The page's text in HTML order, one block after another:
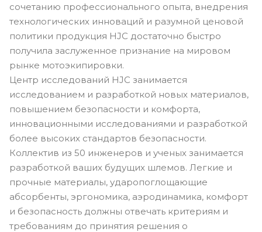
сочетанию профессионального опыта, внедрения
технологических инноваций и разумной ценовой
политики продукция HJC достаточно быстро
получила заслуженное признание на мировом
рынке мотоэкипировки.
Центр исследований HJC занимается
исследованием и разработкой новых материалов,
повышением безопасности и комфорта,
инновационными исследованиями и разработкой
более высоких стандартов безопасности.
Коллектив из 50 инженеров и ученых занимается
разработкой ваших будущих шлемов. Легкие и
прочные материалы, ударопоглощающие
абсорбенты, эргономика, аэродинамика, комфорт
и безопасность должны отвечать критериям и
требованиям до принятия решения о